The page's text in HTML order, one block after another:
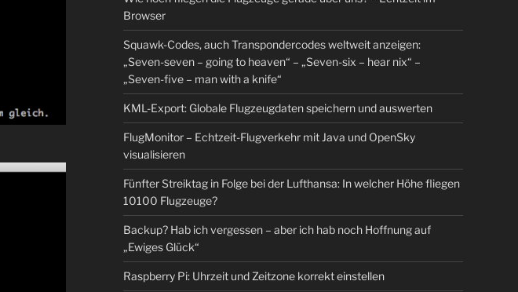
Browser
Squawk-Codes, auch Transpondercodes weltweit anzeigen:
„Seven-seven – going to heaven“ – „Seven-six – hear nix“ –
„Seven-five – man with a knife“
KML-Export: Globale Flugzeugdaten speichern und auswerten
FlugMonitor – Echtzeit-Flugverkehr mit Java und OpenSky
visualisieren
Fünfter Streiktag in Folge bei der Lufthansa: In welcher Höhe fliegen
10100 Flugzeuge?
Backup? Hab ich vergessen – aber ich hab noch Hoffnung auf
„Ewiges Glück“
Raspberry Pi: Uhrzeit und Zeitzone korrekt einstellen